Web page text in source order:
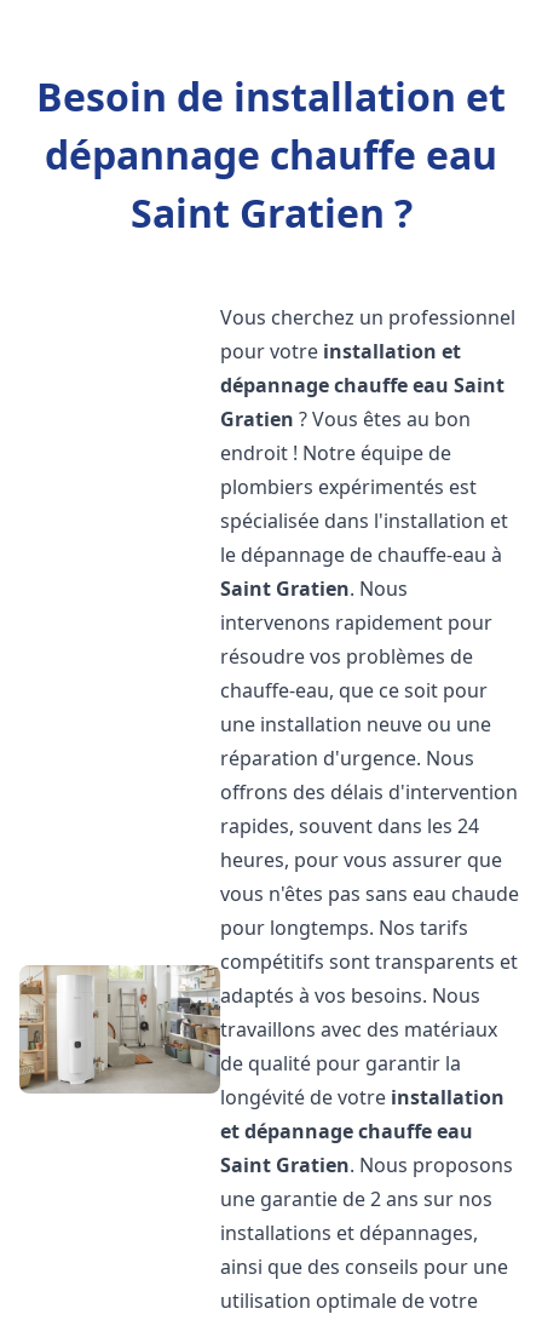
Besoin de installation et
dépannage chauffe eau
Saint Gratien ?
Vous cherchez un professionnel
pour votre installation et
dépannage chauffe eau Saint
Gratien ? Vous êtes au bon
endroit ! Notre équipe de
plombiers expérimentés est
spécialisée dans l'installation et
le dépannage de chauffe-eau à
Saint Gratien. Nous
intervenons rapidement pour
résoudre vos problèmes de
chauffe-eau, que ce soit pour
une installation neuve ou une
réparation d'urgence. Nous
offrons des délais d'intervention
rapides, souvent dans les 24
heures, pour vous assurer que
vous n'êtes pas sans eau chaude
pour longtemps. Nos tarifs
compétitifs sont transparents et
adaptés à vos besoins. Nous
travaillons avec des matériaux
de qualité pour garantir la
longévité de votre installation
et dépannage chauffe eau
Saint Gratien. Nous proposons
une garantie de 2 ans sur nos
installations et dépannages,
ainsi que des conseils pour une
utilisation optimale de votre